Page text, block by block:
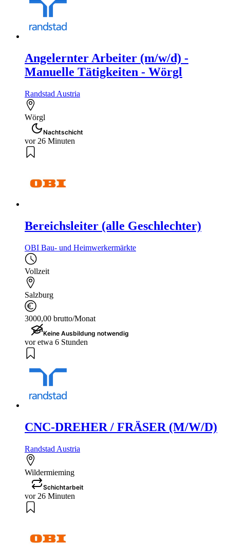
Angelernter Arbeiter (m/w/d) -
Manuelle Tätigkeiten - Wörgl
Randstad Austria
Wörgl
Nachtschicht
vor 26 Minuten
Bereichsleiter (alle Geschlechter)
OBI Bau- und Heimwerkermärkte
Vollzeit
Salzburg
3000,00 brutto/Monat
Keine Ausbildung notwendig
vor etwa 6 Stunden
CNC-DREHER / FRÄSER (M/W/D)
Randstad Austria
Wildermieming
Schichtarbeit
vor 26 Minuten